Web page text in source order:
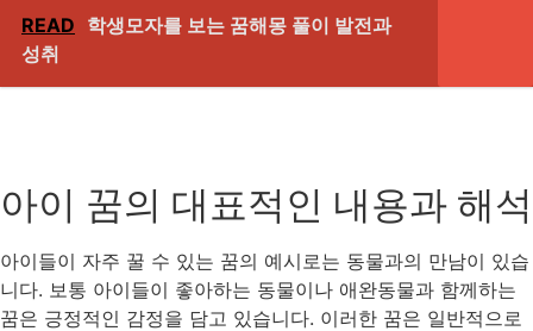
READ 학생모자를 보는 꿈해몽 풀이 발전과
성취
아이 꿈의 대표적인 내용과 해석
아이들이 자주 꿀 수 있는 꿈의 예시로는 동물과의 만남이 있습
니다. 보통 아이들이 좋아하는 동물이나 애완동물과 함께하는
꿈은 긍정적인 감정을 담고 있습니다. 이러한 꿈은 일반적으로